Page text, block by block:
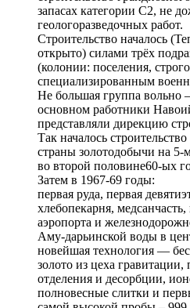
запасах категории С2, не
геологоразведочных работ.
Строительство началось
открыто) силами трёх
(колонии: поселения,
специализированным
Не большая группа вольно
основном работники
представляли дирекцию
Так началось
страны золотодобычи на
во второй половине60-ых
Затем в 1967-69 годы:
первая руда, первая
хлебопекарня,
аэропорта и
Аму-дарьинской воды в
новейшая технология —
золото из цеха
отделения и десорбции,
полновесные слитки и